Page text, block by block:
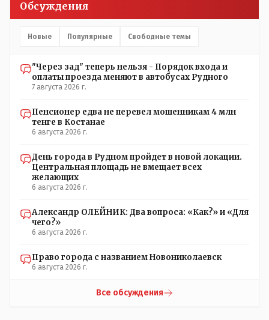
сравнению с Назарбаевскими временами, власти
неизвестная в уравнении взаимоотношений власти и
Обсуждения
Новые Популярные Свободные темы
"Через зад" теперь нельзя - Порядок входа и
оплаты проезда меняют в автобусах Рудного
7 августа 2026 г.
Пенсионер едва не перевел мошенникам 4 млн
тенге в Костанае
6 августа 2026 г.
День города в Рудном пройдет в новой локации.
Центральная площадь не вмещает всех
желающих
6 августа 2026 г.
Александр ОЛЕЙНИК: Два вопроса: «Как?» и «Для
чего?»
6 августа 2026 г.
Право города с названием Новониколаевск
6 августа 2026 г.
Все обсуждения